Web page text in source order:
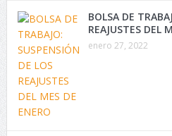
BOLSA DE
REAJUSTES DEL
enero 27, 2022